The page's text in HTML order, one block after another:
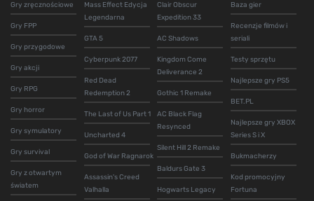
Gry zręcznościowe
Gry FPP
Gry przygodowe
Gry akcji
Gry RPG
Gry horror
Gry symulatory
Gry survival
Gry z otwartym
światem
Mass Effect Edycja
Legendarna
GTA 5
Cyberpunk 2077
Red Dead
Redemption 2
The Last of Us Part 1
Uncharted 4
God of War Ragnarok
Assassin's Creed
Valhalla
Clair Obscur
Expedition 33
AC Shadows
Kingdom Come
Deliverance 2
Gothic 1 Remake
AC Black Flag
Resynced
Silent Hill 2 Remake
Baldurs Gate 3
Hogwarts Legacy
Baza gier
Recenzje filmów i
seriali
Testy sprzętu
Najlepsze gry PS5
BET.PL
Najlepsze gry XBOX
Series S i X
Bukmacherzy
Kod promocyjny
Fortuna